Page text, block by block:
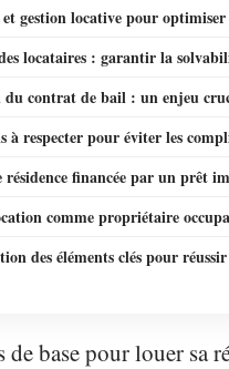
et gestion locative pour
locataires : garantir la
du contrat de bail : un enjeu
à respecter pour éviter les
résidence financée par un prêt
comme propriétaire
des éléments clés pour
de base pour louer sa